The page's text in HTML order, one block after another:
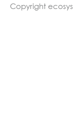
Copyright ecosys